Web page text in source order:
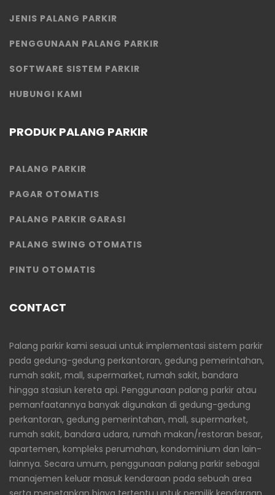
JENIS PALANG PARKIR
PENGGUNAAN PALANG PARKIR
SOFTWARE SISTEM PARKIR
HUBUNGI KAMI
PRODUK PALANG PARKIR
PALANG PARKIR
PAGAR OTOMATIS
PALANG PARKIR GARASI
PALANG SWING OTOMATIS
PINTU OTOMATIS
CONTACT
Palang parkir kami sesuai untuk implementasi sistem parkir
pada gedung-gedung perkantoran, gedung pemerintahan,
rumah sakit, mall, supermarket, rumah sakit, bandara
hingga stasiun kereta api. Penggunaan palang parkir atau
pemanfaatannya banyak digunakan di gedung-gedung
perkantoran, gedung pemerintahan, mall, supermarket,
rumah sakit, bandara udara, rumah makan/restoran besar,
apartemen, kompleks perumahan, kondominium dan lain-
lainnya. Secara umum, penggunaan palang parkir sebagai
manajemen keluar masuk kendaraan pada sebuah area